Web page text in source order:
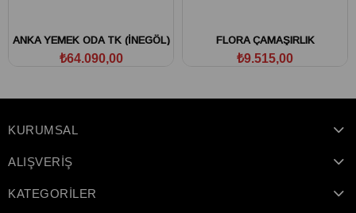
ANKA YEMEK ODA TK (İNEGÖL)
₺64.090,00
FLORA ÇAMAŞIRLIK
₺9.515,00
KURUMSAL
ALIŞVERİŞ
KATEGORİLER